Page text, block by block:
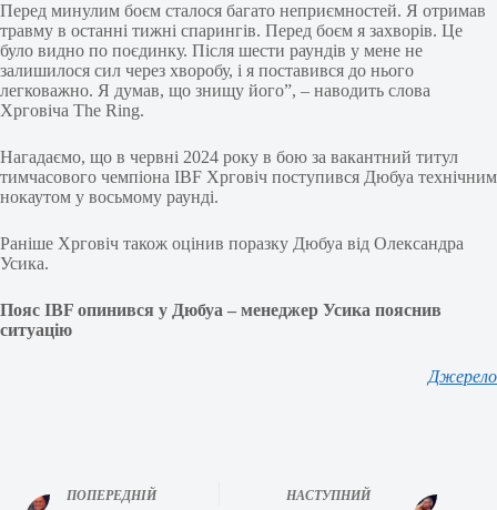
Перед минулим боєм сталося багато неприємностей. Я отримав
травму в останні тижні спарингів. Перед боєм я захворів. Це
було видно по поєдинку. Після шести раундів у мене не
залишилося сил через хворобу, і я поставився до нього
легковажно. Я думав, що знищу його”, – наводить слова
Хрговіча The Ring.
Нагадаємо, що в червні 2024 року в бою за вакантний титул
тимчасового чемпіона IBF Хрговіч поступився Дюбуа технічним
нокаутом у восьмому раунді.
Раніше Хрговіч також оцінив поразку Дюбуа від Олександра
Усика.
Пояс IBF опинився у Дюбуа – менеджер Усика пояснив
ситуацію
Джерело
ПОПЕРЕДНІЙ НАСТУПНИЙ